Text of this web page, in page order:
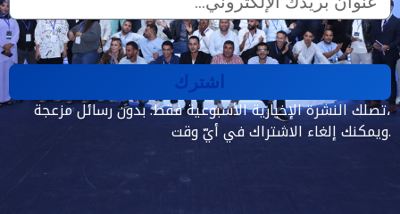
اشترك
تصلك النشرة الإخبارية الأسبوعية فقط. بدون رسائل مزعجة،
ويمكنك إلغاء الاشتراك في أيّ وقت.